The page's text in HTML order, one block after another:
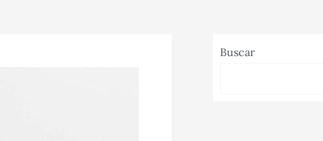
Buscar